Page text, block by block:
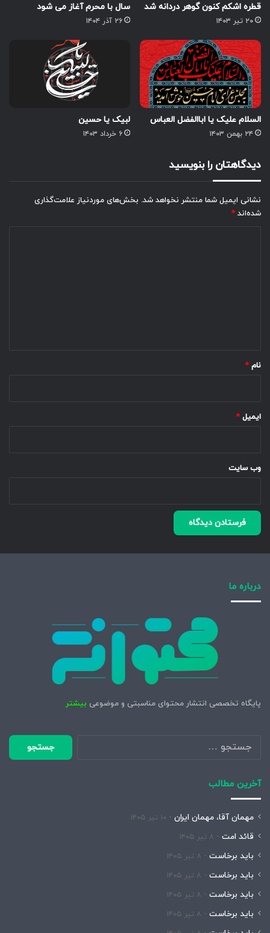
قطره اشکم کنون گوهر دردانه شد
۲۰ تیر ۱۴۰۳
سال با محرم آغاز می شود
۲۶ آذر ۱۴۰۴
السلام علیک یا اباالفضل العباس
۲۴ بهمن ۱۴۰۳
لبیک یا حسین
۶ خرداد ۱۴۰۳
دیدگاهتان را بنویسید
نشانی ایمیل شما منتشر نخواهد شد. بخش‌های موردنیاز علامت‌گذاری
شده‌اند *
نام *
ایمیل *
وب‌ سایت
درباره ما
پایگاه تخصصی انتشار محتوای مناسبتی و موضوعی بیشتر
جستجو
برای:
آخرین مطالب
مهمان آقا، مهمان ایران ۱۰ تیر ۱۴۰۵
قائد امت ۸ تیر ۱۴۰۵
باید برخاست ۸ تیر ۱۴۰۵
باید برخاست ۸ تیر ۱۴۰۵
باید برخاست ۸ تیر ۱۴۰۵
باید برخاست ۸ تیر ۱۴۰۵